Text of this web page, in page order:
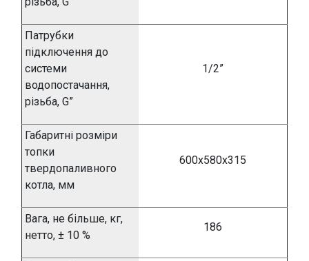
Патрубки
підключення до
системи
водопостачання,
різьба, G”
1/2”
Габаритні розміри
топки
твердопаливного
котла, мм
600х580х315
Вага, не більше, кг,
нетто, ± 10 %
186